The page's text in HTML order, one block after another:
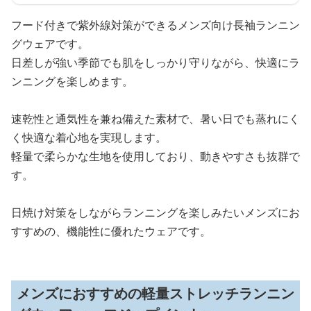
フード付きで紫外線対策ができるメンズ向け長袖ランニン
グウェアです。
日差しが強い季節でも肌をしっかり守りながら、快適にラ
ンニングを楽しめます。
速乾性と通気性を兼ね備えた素材で、暑い日でも蒸れにく
く快適な着心地を実現します。
軽量で柔らかな生地を使用しており、動きやすさも抜群で
す。
日焼け対策をしながらランニングを楽しみたいメンズにお
すすめの、機能性に優れたウェアです。
メンズにおすすめの軽量ストレッチランニン